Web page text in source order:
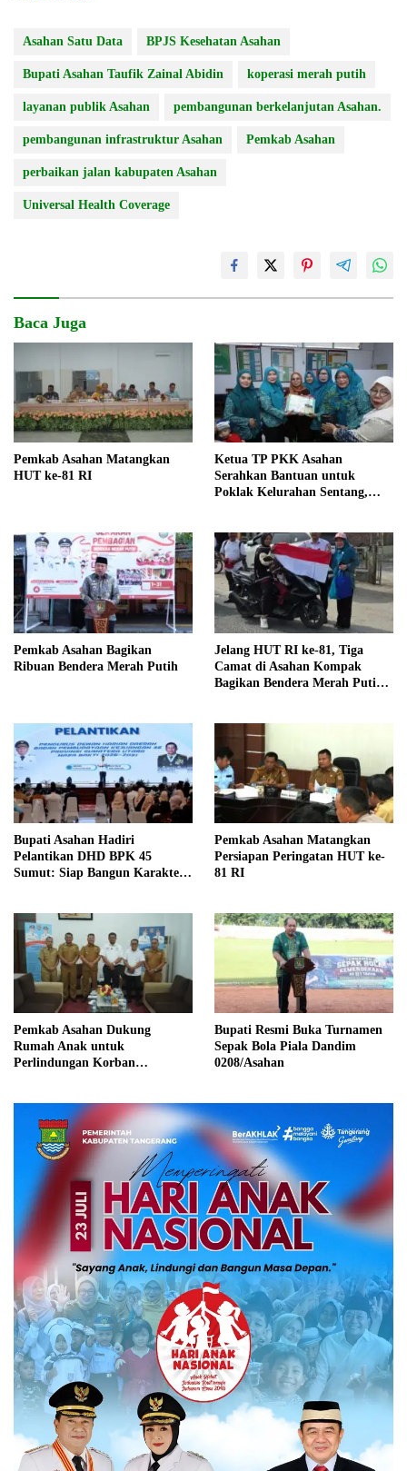
Asahan Satu Data BPJS Kesehatan Asahan
Bupati Asahan Taufik Zainal Abidin koperasi merah putih
layanan publik Asahan pembangunan berkelanjutan Asahan.
pembangunan infrastruktur Asahan Pemkab Asahan
perbaikan jalan kabupaten Asahan
Universal Health Coverage
Baca Juga
Pemkab Asahan Matangkan
HUT ke-81 RI
Ketua TP PKK Asahan
Serahkan Bantuan untuk
Poklak Kelurahan Sentang,
Pemkab Asahan Bagikan
Ribuan Bendera Merah Putih
Jelang HUT RI ke-81, Tiga
Camat di Asahan Kompak
Bagikan Bendera Merah Putih
Bupati Asahan Hadiri
Pelantikan DHD BPK 45
Sumut: Siap Bangun Karakter
Pemkab Asahan Matangkan
Persiapan Peringatan HUT ke-
81 RI
Pemkab Asahan Dukung
Rumah Anak untuk
Perlindungan Korban
Bupati Resmi Buka Turnamen
Sepak Bola Piala Dandim
0208/Asahan